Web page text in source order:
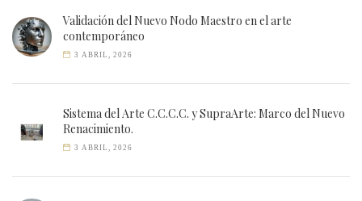
Validación del Nuevo Nodo Maestro en el arte
contemporáneo
3 ABRIL, 2026
Sistema del Arte C.C.C.C. y SupraArte: Marco del Nuevo
Renacimiento.
3 ABRIL, 2026